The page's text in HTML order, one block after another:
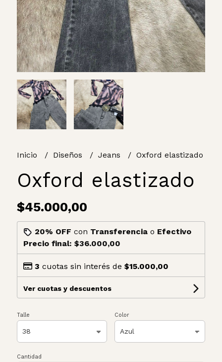
Inicio Diseños Jeans Oxford elastizado
Oxford elastizado
$45.000,00
20% OFF con Transferenciao Efectivo
Precio final: $36.000,00
3 cuotas sin interés de $15.000,00
Ver cuotas y descuentos
Talle Color
Cantidad